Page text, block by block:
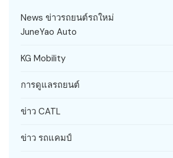
News ข่าวรถยนต์รถใหม่
JuneYao Auto
KG Mobility
การดูแลรถยนต์
ข่าว CATL
ข่าว รถแคมป์